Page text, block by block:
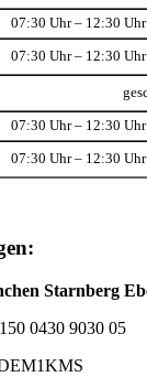
07:30 Uhr – 12:30 Uhr
07:30 Uhr – 12:30 Uhr
07:30 Uhr – 12:30 Uhr
07:30 Uhr – 12:30 Uhr
Starnberg
0430 9030 05